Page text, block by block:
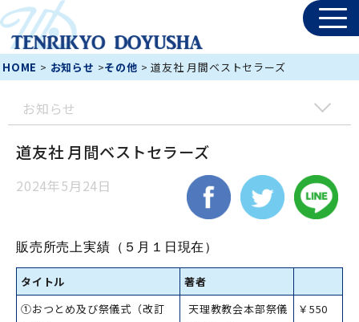
HOME > お知らせ >その他 > 道友社 月間ベストセラーズ
お知らせ
道友社 月間ベストセラーズ
2024年5月24日
販売所売上実績（５ 月１ 日現在）
タイトル
著者
①おつとめ及び祭儀式（改訂
天理教教会本部祭儀
￥550